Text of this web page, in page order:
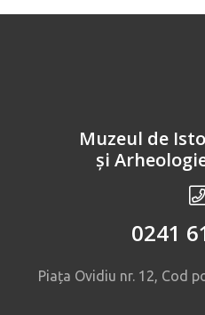
Muzeul de
și
0241
Piața Ovidiu nr. 12, Cod